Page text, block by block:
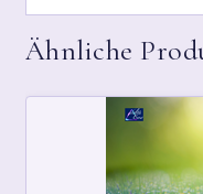
Ähnliche